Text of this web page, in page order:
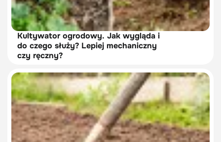
Kultywator ogrodowy. Jak wygląda i
do czego służy? Lepiej mechaniczny
czy ręczny?